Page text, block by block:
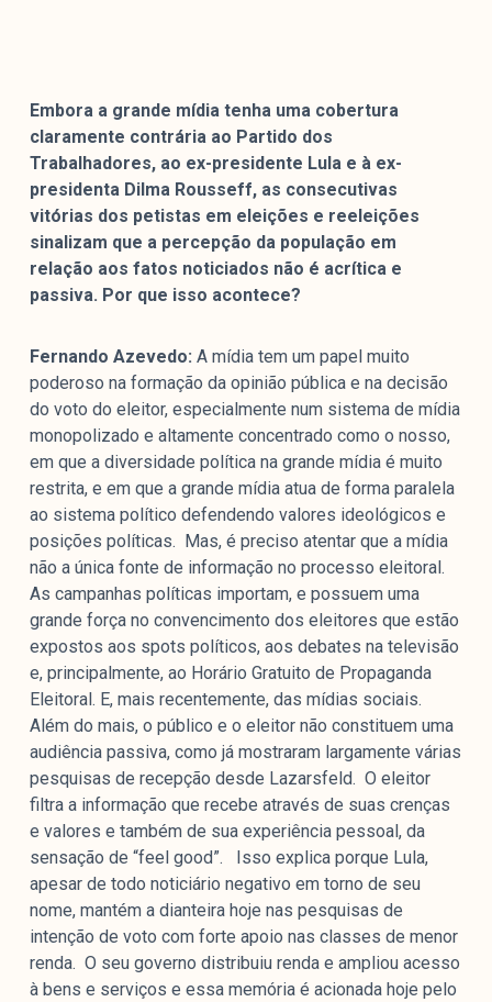
Embora a grande mídia tenha uma cobertura
claramente contrária ao Partido dos
Trabalhadores, ao ex-presidente Lula e à ex-
presidenta Dilma Rousseff, as consecutivas
vitórias dos petistas em eleições e reeleições
sinalizam que a percepção da população em
relação aos fatos noticiados não é acrítica e
passiva. Por que isso acontece?
Fernando Azevedo: A mídia tem um papel muito
poderoso na formação da opinião pública e na decisão
do voto do eleitor, especialmente num sistema de mídia
monopolizado e altamente concentrado como o nosso,
em que a diversidade política na grande mídia é muito
restrita, e em que a grande mídia atua de forma paralela
ao sistema político defendendo valores ideológicos e
posições políticas. Mas, é preciso atentar que a mídia
não a única fonte de informação no processo eleitoral.
As campanhas políticas importam, e possuem uma
grande força no convencimento dos eleitores que estão
expostos aos spots políticos, aos debates na televisão
e, principalmente, ao Horário Gratuito de Propaganda
Eleitoral. E, mais recentemente, das mídias sociais.
Além do mais, o público e o eleitor não constituem uma
audiência passiva, como já mostraram largamente várias
pesquisas de recepção desde Lazarsfeld. O eleitor
filtra a informação que recebe através de suas crenças
e valores e também de sua experiência pessoal, da
sensação de “feel good”. Isso explica porque Lula,
apesar de todo noticiário negativo em torno de seu
nome, mantém a dianteira hoje nas pesquisas de
intenção de voto com forte apoio nas classes de menor
renda. O seu governo distribuiu renda e ampliou acesso
à bens e serviços e essa memória é acionada hoje pelo